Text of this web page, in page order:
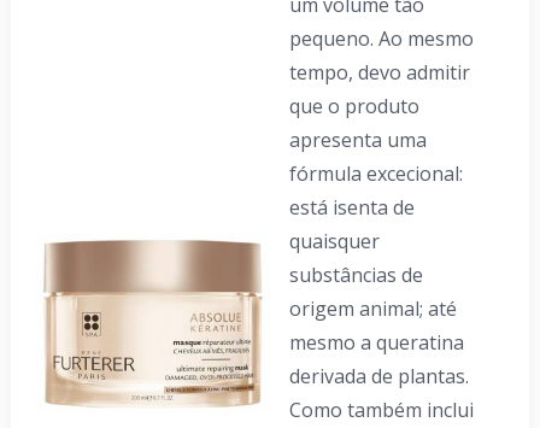
pequeno. Ao mesmo
tempo, devo admitir
que o produto
apresenta uma
fórmula excecional:
está isenta de
quaisquer
substâncias de
origem animal; até
mesmo a queratina
derivada de plantas.
Como também inclui